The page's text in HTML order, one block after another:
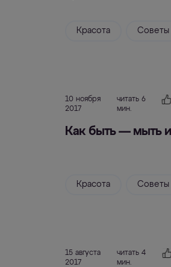
Красота Советы
10 ноября
2017
читать 6
мин.
Как быть — мыть
Красота Советы
15 августа
2017
читать 4
мин.